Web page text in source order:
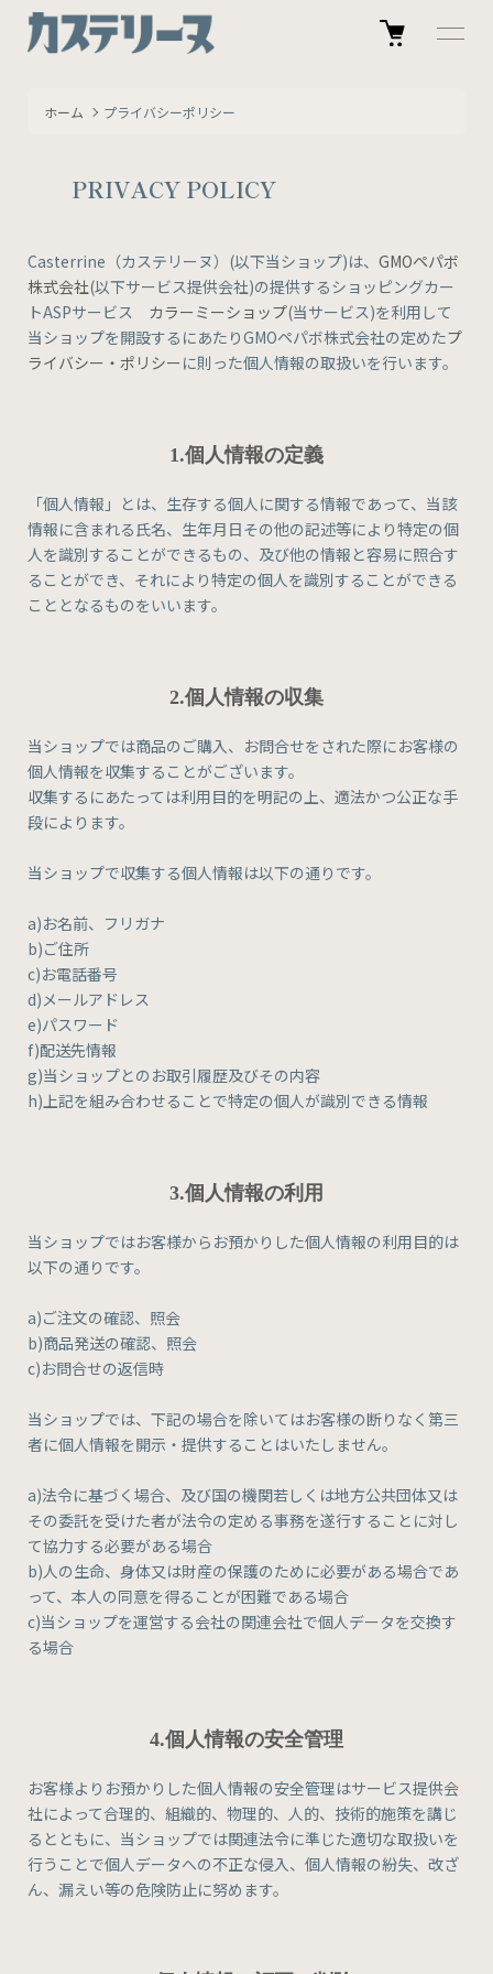
ホーム プライバシーポリシー
PRIVACY POLICY
Casterrine（カステリーヌ）(以下当ショップ)は、 GMOペパボ
株式会社(以下サービス提供会社)の提供するショッピングカー
トASPサービス カラーミーショップ(当サービス)を利用して
当ショップを開設するにあたりGMOペパボ株式会社の定めたプ
ライバシー・ポリシー に則った個人情報の取扱いを行います。
1.個人情報の定義
「個人情報」とは、生存する個人に関する情報であって、当該
情報に含まれる氏名、生年月日その他の記述等により特定の個
人を識別することができるもの、及び他の情報と容易に照合す
ることができ、それにより特定の個人を識別することができる
こととなるものをいいます。
2.個人情報の収集
当ショップでは商品のご購入、お問合せをされた際にお客様の
個人情報を収集することがございます。
収集するにあたっては利用目的を明記の上、適法かつ公正な手
段によります。
当ショップで収集する個人情報は以下の通りです。
a)お名前、フリガナ
b)ご住所
c)お電話番号
d)メールアドレス
e)パスワード
f)配送先情報
g)当ショップとのお取引履歴及びその内容
h)上記を組み合わせることで特定の個人が識別できる情報
3.個人情報の利用
当ショップではお客様からお預かりした個人情報の利用目的は
以下の通りです。
a)ご注文の確認、照会
b)商品発送の確認、照会
c)お問合せの返信時
当ショップでは、下記の場合を除いてはお客様の断りなく第三
者に個人情報を開示・提供することはいたしません。
a)法令に基づく場合、及び国の機関若しくは地方公共団体又は
その委託を受けた者が法令の定める事務を遂行することに対し
て協力する必要がある場合
b)人の生命、身体又は財産の保護のために必要がある場合であ
って、本人の同意を得ることが困難である場合
c)当ショップを運営する会社の関連会社で個人データを交換す
る場合
4.個人情報の安全管理
お客様よりお預かりした個人情報の安全管理はサービス提供会
社によって合理的、組織的、物理的、人的、技術的施策を講じ
るとともに、当ショップでは関連法令に準じた適切な取扱いを
行うことで個人データへの不正な侵入、個人情報の紛失、改ざ
ん、漏えい等の危険防止に努めます。